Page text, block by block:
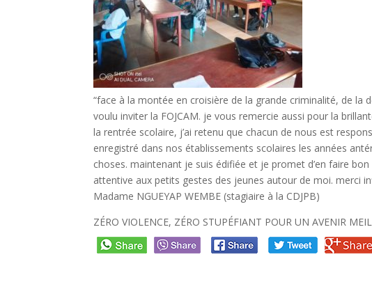
“face à la montée en croisière de la grande criminalité, de la
voulu inviter la FOJCAM. je vous remercie aussi pour la
la rentrée scolaire, j’ai retenu que chacun de nous est
enregistré dans nos établissements scolaires les années
choses. maintenant je suis édifiée et je promet d’en faire
attentive aux petits gestes des jeunes autour de moi. merci
Madame NGUEYAP WEMBE (stagiaire à la CDJPB)
ZÉRO VIOLENCE, ZÉRO STUPÉFIANT POUR UN AVENIR